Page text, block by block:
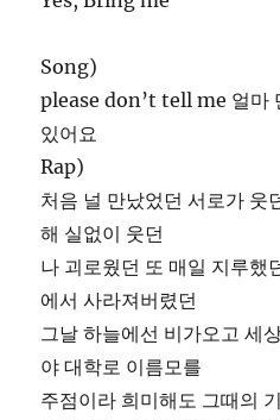
Song)
please don’t tell me 얼마
있어요
Rap)
처음 널 만났었던 서로가 웃
해 실없이 웃던
나 괴로웠던 또 매일 지루했
에서 사라져버렸던
그날 하늘에선 비가오고 세
야 대학로 이름모를
주점이라 희미해도 그때의